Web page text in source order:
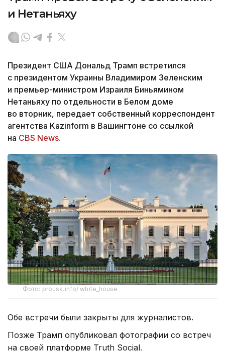
и Нетаньяху
Президент США Дональд Трамп встретился
с президентом Украины Владимиром Зеленским
и премьер-министром Израиля Биньямином
Нетаньяху по отдельности в Белом доме
во вторник, передает собственный корреспондент
агентства Kazinform в Вашингтоне со ссылкой
на CBS News.
Фото: prousa.info/ white_house
Обе встречи были закрыты для журналистов.
Позже Трамп опубликовал фотографии со встреч
на своей платформе Truth Social.